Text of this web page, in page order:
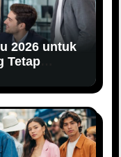
2026 untuk
Tetap